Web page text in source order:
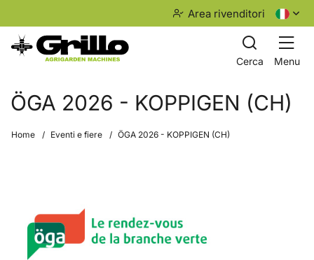
Area rivenditori
Cerca Menu
ÖGA 2026 - KOPPIGEN (CH)
Home Eventi e fiere ÖGA 2026 - KOPPIGEN (CH)